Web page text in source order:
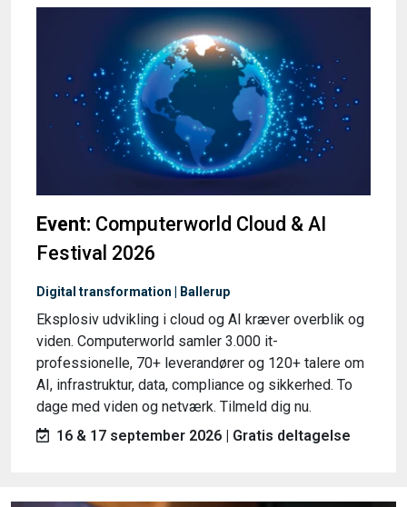
Event: Computerworld Cloud & AI
Festival 2026
Digital transformation | Ballerup
Eksplosiv udvikling i cloud og AI kræver overblik og
viden. Computerworld samler 3.000 it-
professionelle, 70+ leverandører og 120+ talere om
AI, infrastruktur, data, compliance og sikkerhed. To
dage med viden og netværk. Tilmeld dig nu.
16 & 17 september 2026 | Gratis deltagelse